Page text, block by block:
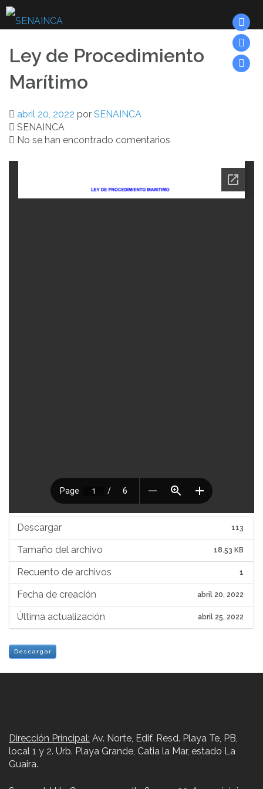
Saltar
al
contenido
Ley de Procedimiento
Marítimo
abril 20, 2022 por SENAINCA
SENAINCA
No se han encontrado comentarios
Descargar 113
Tamaño del archivo 18.53 KB
Recuento de archivos 1
Fecha de creación abril 20, 2022
Última actualización abril 25, 2022
Descargar
Dirección Principal: Av. Norte, Edif. Resd. Playa Te, PB,
local 1 y 2. Urb. Playa Grande, Catia la Mar, estado La
Guaira.